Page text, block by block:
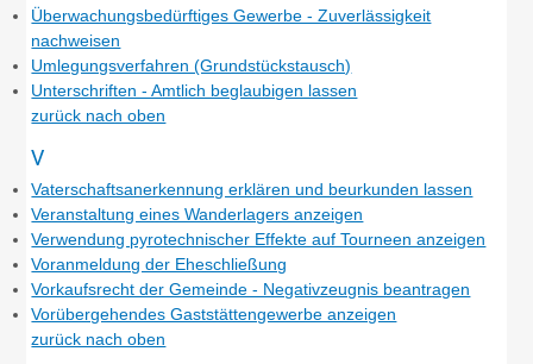
Überwachungsbedürftiges Gewerbe - Zuverlässigkeit
nachweisen
Umlegungsverfahren (Grundstückstausch)
Unterschriften - Amtlich beglaubigen lassen
zurück nach oben
V
Vaterschaftsanerkennung erklären und beurkunden lassen
Veranstaltung eines Wanderlagers anzeigen
Verwendung pyrotechnischer Effekte auf Tourneen anzeigen
Voranmeldung der Eheschließung
Vorkaufsrecht der Gemeinde - Negativzeugnis beantragen
Vorübergehendes Gaststättengewerbe anzeigen
zurück nach oben